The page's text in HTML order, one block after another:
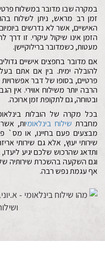
במקרה שבו מדובר במשלוח
זמן רב מראש, ניתן לשלוח
הזמן אינו שיקול עיקרי. זו
מעטות, כשמדובר ברילוקיישן.
אם מדובר בחפצים אישיים
להובלה ימית. בין אם אתם
פרטיים, בסופו של דבר אפשרויות
הרבה יותר משילוח אווירי. אין
ובטוחה, גם לתקופת זמן ארוכה.
בכל מקרה של הובלות
מחברת שילוח בינלאומיות,
מבצעים פעם בחיינו, או
שירותי יעוץ, אלא גם שירותי
ותדאג שהרכוש שלכם יגיע
וגם השקעה בהשכרת שירותיה
אף עגמת נפש רבה.